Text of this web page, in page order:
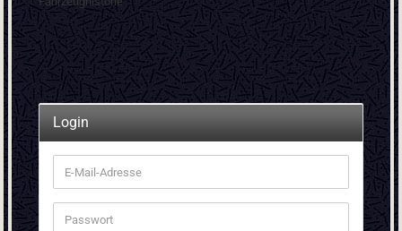
Login
E-
Mail-
Adresse
Passwort